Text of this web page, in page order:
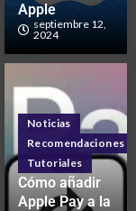
Apple
septiembre 12,
2024
Noticias
Recomendaciones
Tutoriales
Cómo añadir
Apple Pay a la